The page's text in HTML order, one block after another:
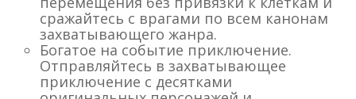
сражайтесь с врагами по всем канонам
захватывающего жанра.
Богатое на событие приключение.
Отправляйтесь в захватывающее
приключение с десятками